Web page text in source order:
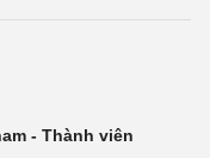
- Thành viên